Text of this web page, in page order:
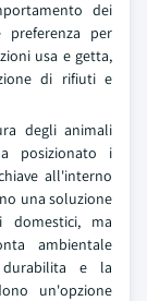
dei
per
usa e getta,
di rifiuti e
degli animali
posizionato i
all'interno
una soluzione
domestici, ma
ambientale
e la
un'opzione